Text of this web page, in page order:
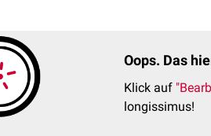
Oops. Das
Klick auf
longissimus!